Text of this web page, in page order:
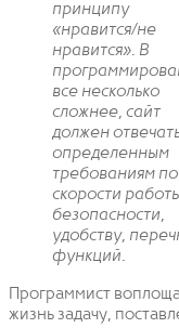
принципу
«нравится/не
нравится». В
все несколько
сложнее, сайт
должен
определенным
требованиям по
скорости
безопасности,
удобству,
функций.
Программист
жизнь задачу,